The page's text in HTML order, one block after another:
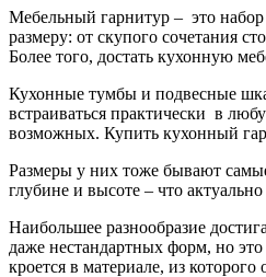
Мебельный гарнитур – это
размеру: от скупого сочетания
Более того, достать кухонную
Кухонные тумбы и подвесные
встраиваться практически в
возможных. Купить кухонный
Размеры у них тоже бывают
глубине и высоте – что
Наибольшее разнообразие
даже нестандартных форм, но
кроется в материале, из которого